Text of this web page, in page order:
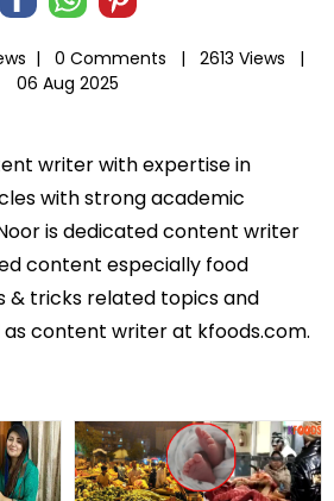
| 0 Comments |
2613 Views |
06 Aug 2025
writer with expertise in
with strong academic
is dedicated content writer
content especially food
& tricks related topics and
content writer at kfoods.com.